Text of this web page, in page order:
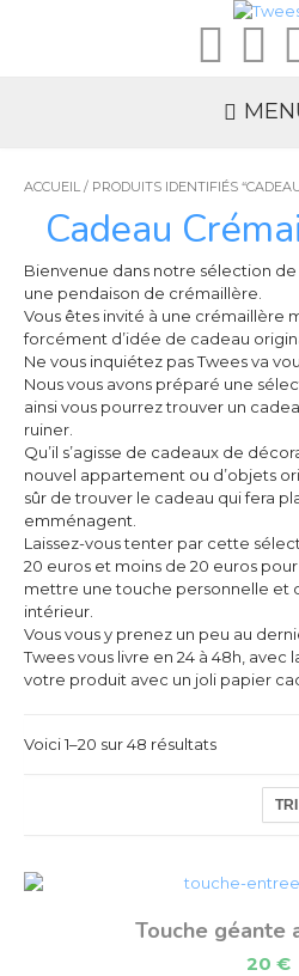
ACCUEIL / PRODUITS IDENTIFIÉS
Cadeau
Bienvenue dans notre sélection
une pendaison de crémaillère.
Vous êtes invité à une crémaillère
forcément d’idée de cadeau
Ne vous inquiétez pas Twees va
Nous vous avons préparé une
ainsi vous pourrez trouver un
ruiner.
Qu’il s’agisse de cadeaux de
nouvel appartement ou d’objets
sûr de trouver le cadeau qui fera
emménagent.
Laissez-vous tenter par cette
20 euros et moins de 20 euros
mettre une touche personnelle et
intérieur.
Vous vous y prenez un peu au
Twees vous livre en 24 à 48h, avec
votre produit avec un joli papier
Voici 1–20 sur 48 résultats
Touche géante
20 €